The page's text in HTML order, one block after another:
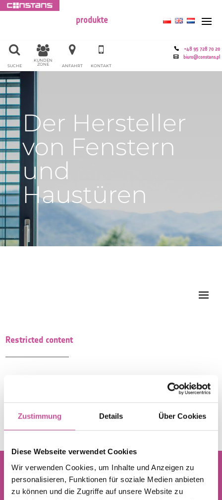
Zustimmung Details Über Cookies
Diese Webseite verwendet Cookies
Wir verwenden Cookies, um Inhalte und Anzeigen zu
personalisieren, Funktionen für soziale Medien anbieten
zu können und die Zugriffe auf unsere Website zu
produkte
+48 95 728 70 20
biuro@constans.pl
KONTAKT
ANFAHRT
KUNDEN
ZONE
SUCHE
Der Hersteller
von Fenstern
und
Haustüren
Restricted content